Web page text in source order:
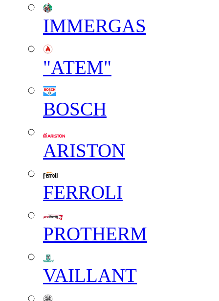
IMMERGAS
"АТЕМ"
BOSCH
ARISTON
FERROLI
PROTHERM
VAILLANT